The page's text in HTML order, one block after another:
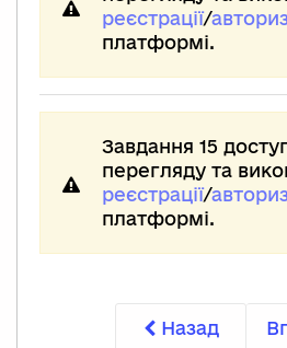
реєстрації/
платформі.
Завдання 15
перегляду та
реєстрації/
платформі.
Назад